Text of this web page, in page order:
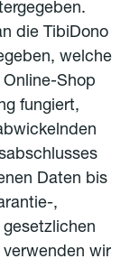
die TibiDono
welche
Shop
fungiert,
Daten bis
,
wir